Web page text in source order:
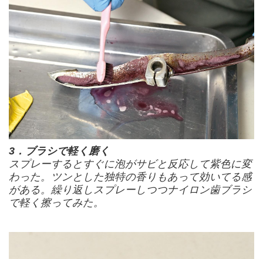
3．ブラシで軽く磨く
スプレーするとすぐに泡がサビと反応して紫色に変
わった。ツンとした独特の香りもあって効いてる感
がある。繰り返しスプレーしつつナイロン歯ブラシ
で軽く擦ってみた。